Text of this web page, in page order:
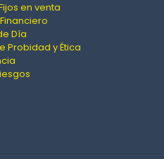
en venta
Día
Probidad y Ética